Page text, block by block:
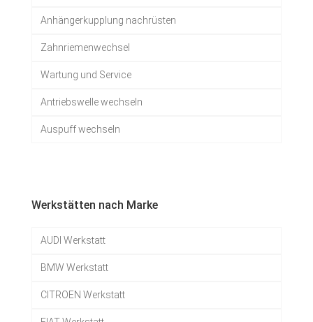
Anhängerkupplung nachrüsten
Zahnriemenwechsel
Wartung und Service
Antriebswelle wechseln
Auspuff wechseln
Werkstätten nach Marke
AUDI Werkstatt
BMW Werkstatt
CITROEN Werkstatt